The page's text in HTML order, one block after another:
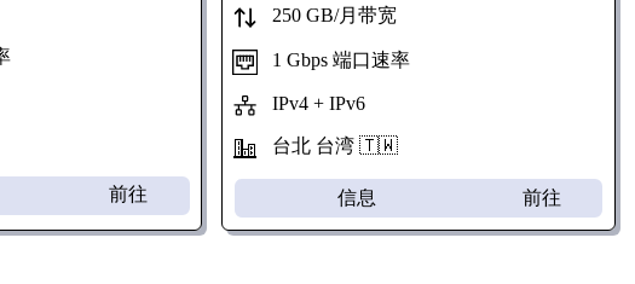
前往
250 GB/月带宽
1 Gbps 端口速率
IPv4 + IPv6
台北 台湾 🇹🇼
信息 前往